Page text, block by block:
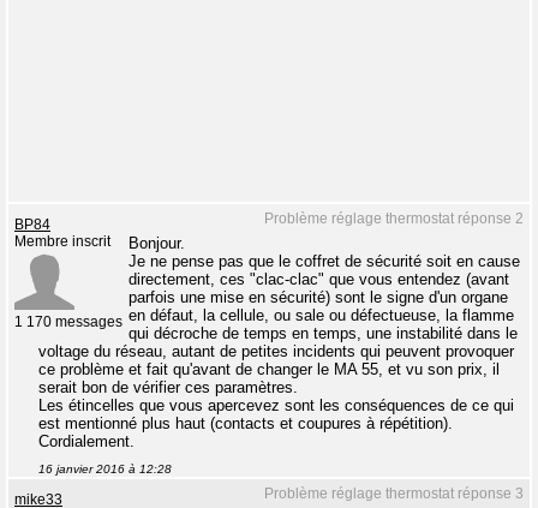
Problème réglage thermostat réponse 2
BP84
Membre inscrit
1 170 messages
Bonjour.
Je ne pense pas que le coffret de sécurité soit en cause
directement, ces "clac-clac" que vous entendez (avant
parfois une mise en sécurité) sont le signe d'un organe
en défaut, la cellule, ou sale ou défectueuse, la flamme
qui décroche de temps en temps, une instabilité dans le
voltage du réseau, autant de petites incidents qui peuvent provoquer
ce problème et fait qu'avant de changer le MA 55, et vu son prix, il
serait bon de vérifier ces paramètres.
Les étincelles que vous apercevez sont les conséquences de ce qui
est mentionné plus haut (contacts et coupures à répétition).
Cordialement.
16 janvier 2016 à 12:28
Problème réglage thermostat réponse 3
mike33